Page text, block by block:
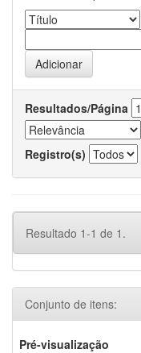
Resultados/Página
Registro(s)
Resultado 1-1 de 1.
Conjunto de itens:
Pré-visualização